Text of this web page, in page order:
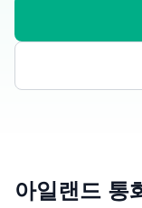
아일랜드 통